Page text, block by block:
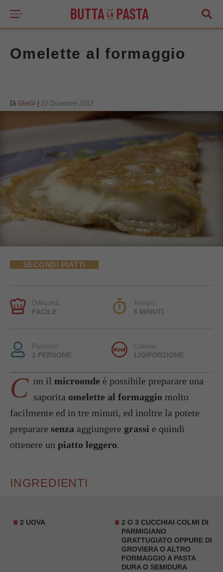
Omelette al formaggio
Di GIeGI 22 Dicembre 2012
SECONDI PIATTI
Difficoltà:
FACILE
Tempo:
5 MINUTI
Porzioni:
1 PERSONE
Calorie:
130/PORZIONE
C on il microonde è possibile preparare una
saporita omelette al formaggio molto
facilmente ed in tre minuti, ed inoltre la potete
preparare senza aggiungere grassi e quindi
ottenere un piatto leggero.
INGREDIENTI
2 UOVA
2 O 3 CUCCHIAI COLMI DI
PARMIGIANO
GRATTUGIATO OPPURE DI
GROVIERA O ALTRO
FORMAGGIO A PASTA
DURA O SEMIDURA